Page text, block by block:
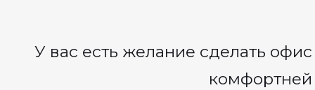
У вас есть желание сделать офис
комфортней